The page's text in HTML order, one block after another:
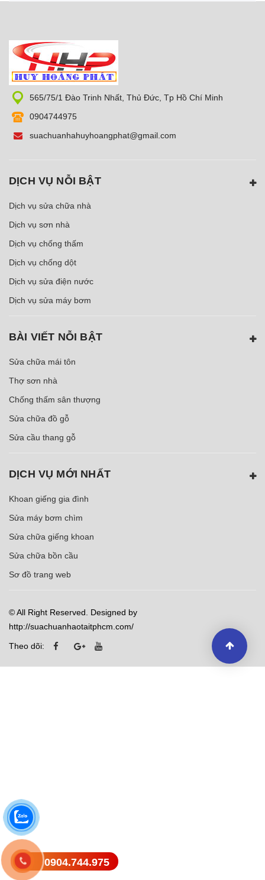
565/75/1 Đào Trinh Nhất, Thủ Đức, Tp Hồ Chí Minh
0904744975
suachuanhahuyhoangphat@gmail.com
DỊCH VỤ NỖI BẬT
Dịch vụ sửa chữa nhà
Dịch vụ sơn nhà
Dịch vụ chống thấm
Dịch vụ chống dột
Dịch vụ sửa điện nước
Dịch vụ sửa máy bơm
BÀI VIẾT NỖI BẬT
Sửa chữa mái tôn
Thợ sơn nhà
Chống thấm sân thượng
Sửa chữa đồ gỗ
Sửa cầu thang gỗ
DỊCH VỤ MỚI NHẤT
Khoan giếng gia đình
Sửa máy bơm chìm
Sửa chữa giếng khoan
Sửa chữa bồn cầu
Sơ đồ trang web
© All Right Reserved. Designed by
http://suachuanhaotaitphcm.com/
Theo dõi:
0904.744.975